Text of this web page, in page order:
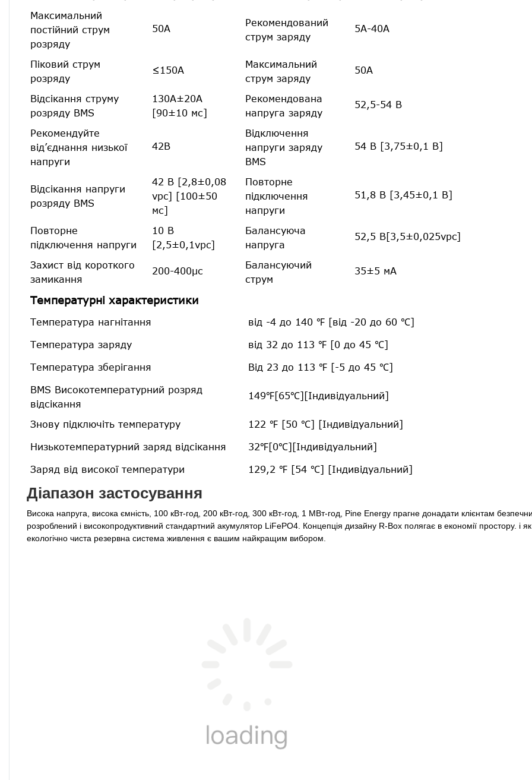
Максимальний
постійний струм
розряду
50А
Рекомендований
струм заряду
5А-40А
Піковий струм
розряду
≤150А
Максимальний
струм заряду
50А
Відсікання струму
розряду BMS
130А±20А
[90±10 мс]
Рекомендована
напруга заряду
52,5-54 В
Рекомендуйте
від’єднання низької
напруги
42В
Відключення
напруги заряду
BMS
54 В [3,75±0,1 В]
Відсікання напруги
розряду BMS
42 В [2,8±0,08
vpc] [100±50
мс]
Повторне
підключення
напруги
51,8 В [3,45±0,1 В]
Повторне
підключення напруги
10 В
[2,5±0,1vpc]
Балансуюча
напруга
52,5 В[3,5±0,025vpc]
Захист від короткого
замикання
200-400μс
Балансуючий
струм
35±5 мА
Температурні характеристики
Температура нагнітання від -4 до 140 ℉ [від -20 до 60 ℃]
Температура заряду від 32 до 113 ℉ [0 до 45 ℃]
Температура зберігання Від 23 до 113 ℉ [-5 до 45 ℃]
BMS Високотемпературний розряд
відсікання
149℉[65℃][Індивідуальний]
Знову підключіть температуру 122 ℉ [50 ℃] [Індивідуальний]
Низькотемпературний заряд відсікання 32℉[0℃][Індивідуальний]
Заряд від високої температури 129,2 ℉ [54 ℃] [Індивідуальний]
Діапазон застосування
Висока напруга, висока ємність, 100 кВт-год, 200 кВт-год, 300 кВт-год, 1 МВт-год, Pine Energy прагне донадати клієнтам
розроблений і високопродуктивний стандартний акумулятор LiFePO4. Концепція дизайну R-Box полягає в економії простору. і
екологічно чиста резервна система живлення є вашим найкращим вибором.